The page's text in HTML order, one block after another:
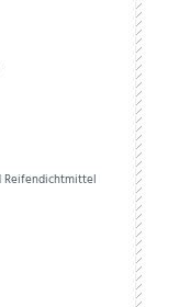
Reifendichtmittel